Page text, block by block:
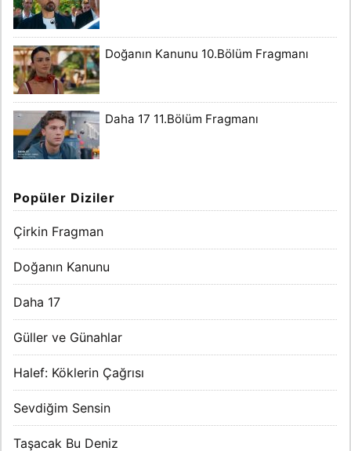
Doğanın Kanunu 10.Bölüm Fragmanı
Daha 17 11.Bölüm Fragmanı
Popüler Diziler
Çirkin Fragman
Doğanın Kanunu
Daha 17
Güller ve Günahlar
Halef: Köklerin Çağrısı
Sevdiğim Sensin
Taşacak Bu Deniz